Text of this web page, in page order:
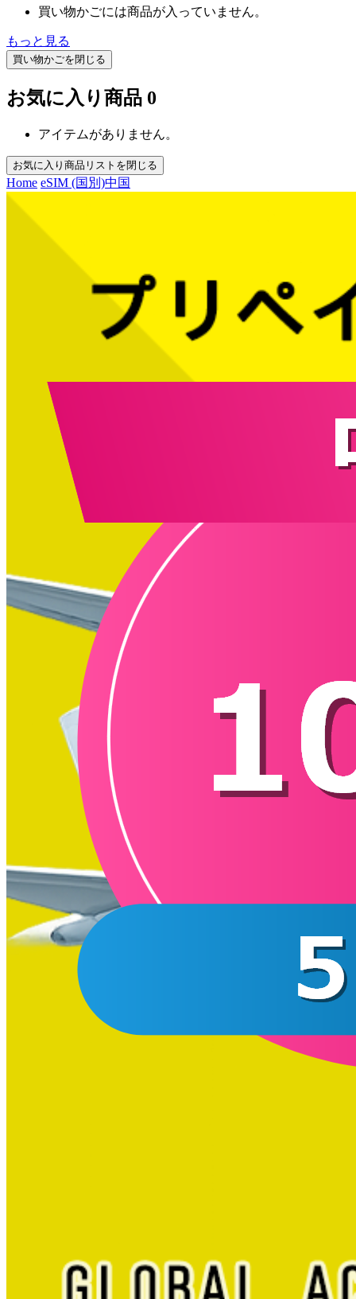
買い物かごには商品が入っていません。
もっと見る
買い物かごを閉じる
お気に入り商品 0
アイテムがありません。
お気に入り商品リストを閉じる
Home eSIM (国別)中国